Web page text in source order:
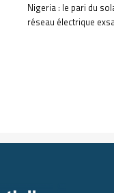
Nigeria : le pari du
réseau électrique